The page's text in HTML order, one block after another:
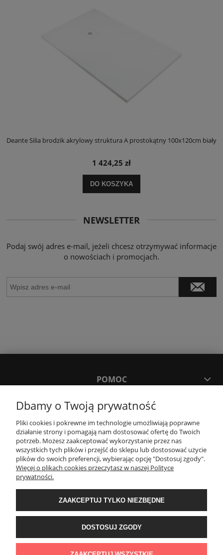
Deante Silia brodzik akrylowy struktura A prostokątny 100x120cm biały
1 424,25 zł
DO KOSZYKA
NEWSLETTER
Podaj swój adres e-mail, jeżeli chcesz otrzymywać informacje
o nowościach i promocjach.
POMOC
MOJE KONTO
PŁATNOŚCI I DOSTAWA
KONTAKT
Wyposażenie łazienek Łazienki.eco | Pawła 23, 41-708 Ruda Śląska | E-mail:
sklep@lazienki.eco | Tel.: 600 012 164 lub 600 012 159 | TGS Przemysław
Stoń | NIP: 6312213594 | REGON: 276403698
Dbamy o Twoją prywatność
Pliki cookies i pokrewne im technologie umożliwiają poprawne
działanie strony i pomagają nam dostosować ofertę do Twoich
potrzeb. Możesz zaakceptować wykorzystanie przez nas
wszystkich tych plików i przejść do sklepu lub dostosować użycie
plików do swoich preferencji, wybierając opcję "Dostosuj zgody".
Więcej o plikach cookies przeczytasz w naszej Polityce
prywatności.
ZAAKCEPTUJ TYLKO NIEZBĘDNE
DOSTOSUJ ZGODY